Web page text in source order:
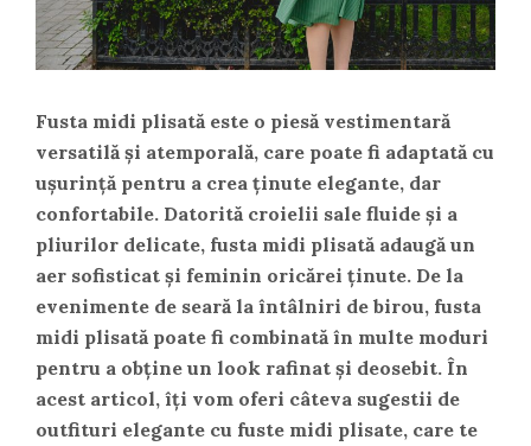
Fusta midi plisată este o piesă vestimentară
versatilă și atemporală, care poate fi adaptată cu
ușurință pentru a crea ținute elegante, dar
confortabile. Datorită croielii sale fluide și a
pliurilor delicate, fusta midi plisată adaugă un
aer sofisticat și feminin oricărei ținute. De la
evenimente de seară la întâlniri de birou, fusta
midi plisată poate fi combinată în multe moduri
pentru a obține un look rafinat și deosebit. În
acest articol, îți vom oferi câteva sugestii de
outfituri elegante cu fuste midi plisate, care te